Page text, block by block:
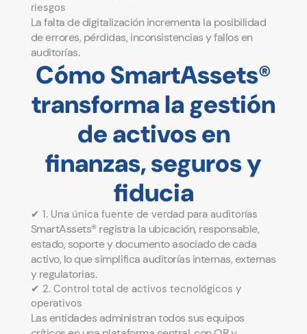
riesgos
La falta de digitalización incrementa la posibilidad
de errores, pérdidas, inconsistencias y fallos en
auditorías.
Cómo SmartAssets®
transforma la gestión
de activos en
finanzas, seguros y
fiducia
✔ 1. Una única fuente de verdad para auditorías
SmartAssets® registra la ubicación, responsable,
estado, soporte y documento asociado de cada
activo, lo que simplifica auditorías internas, externas
y regulatorias.
✔ 2. Control total de activos tecnológicos y
operativos
Las entidades administran todos sus equipos